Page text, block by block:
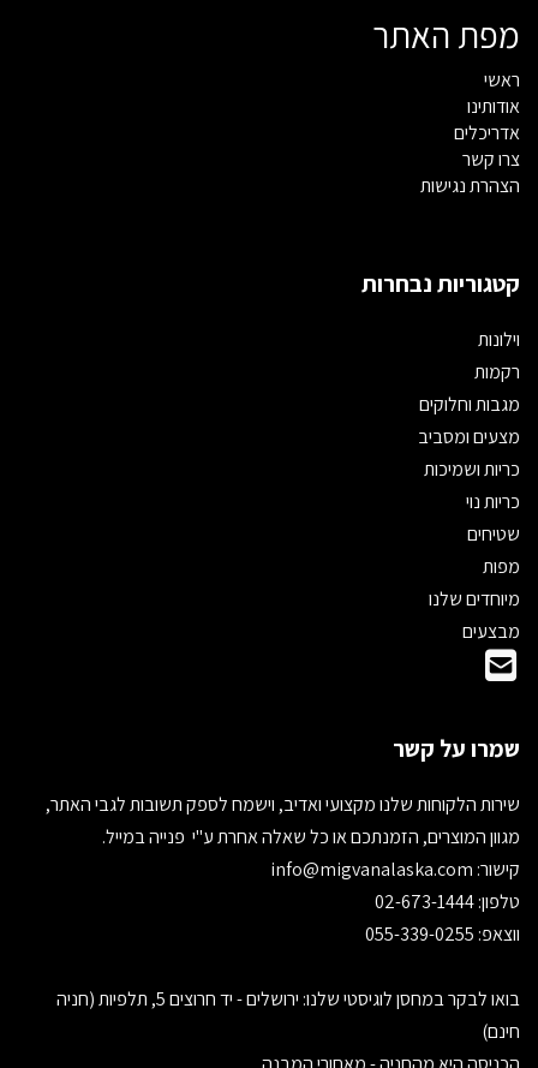
מפת האתר
ראשי
אודותינו
אדריכלים
צרו קשר
הצהרת נגישות
קטגוריות נבחרות
וילונות
רקמות
מגבות וחלוקים
מצעים ומסביב
כריות ושמיכות
כריות נוי
שטיחים
מפות
מיוחדים שלנו
מבצעים
שמרו על קשר
שירות הלקוחות שלנו מקצועי ואדיב, וישמח לספק תשובות לגבי האתר,
מגוון המוצרים, הזמנתכם או כל שאלה אחרת ע"י פנייה במייל.
קישור:
טלפון: 02-673-1444
ווצאפ: 055-339-0255
בואו לבקר במחסן לוגיסטי שלנו: ירושלים - יד חרוצים 5, תלפיות (חניה
חינם)